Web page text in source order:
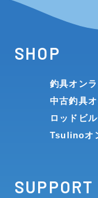
SHOP
釣具オン
中古釣具
ロッドビ
Tsulinoオ
SUPPORT